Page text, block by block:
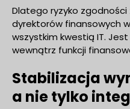
Dlatego ryzyko zgodności
dyrektorów finansowych
wszystkim kwestią IT.
wewnątrz funkcji
Stabilizacja
a nie tylko